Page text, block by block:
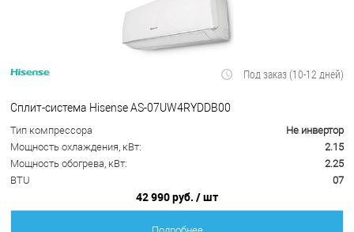
Под заказ (10-12 дней)
Сплит-система Hisense AS-07UW4RYDDB00
Тип компрессора
Не инвертор
Мощность охлаждения, кВт:
2.15
Мощность обогрева, кВт:
2.25
BTU
07
42 990 руб. / шт